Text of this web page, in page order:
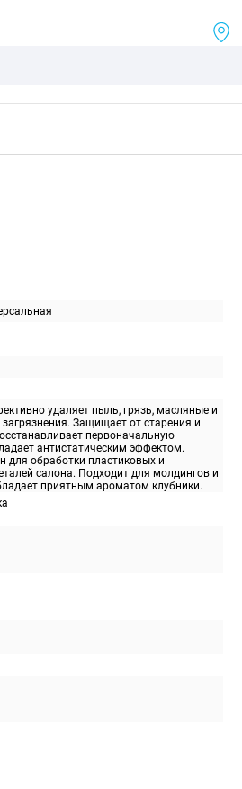
удаляет пыль, грязь, масляные и
Защищает от старения и
первоначальную
антистатическим эффектом.
для обработки пластиковых и
салона. Подходит для молдингов и
приятным ароматом клубники.